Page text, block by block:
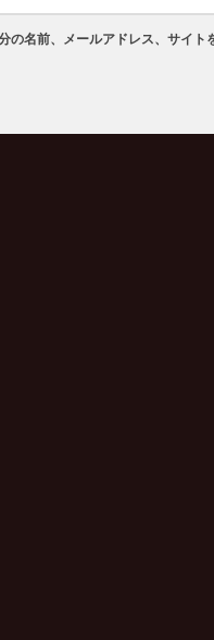
名前、メールアドレス、サイト